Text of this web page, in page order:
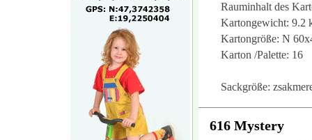
Rauminhalt des
Kartongewicht: 9.2
Kartongröße: N
Karton /Palette: 16
Sackgröße:
616 Mystery